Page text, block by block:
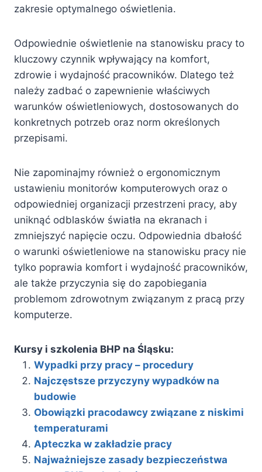
zakresie optymalnego oświetlenia.
Odpowiednie oświetlenie na stanowisku pracy to
kluczowy czynnik wpływający na komfort,
zdrowie i wydajność pracowników. Dlatego też
należy zadbać o zapewnienie właściwych
warunków oświetleniowych, dostosowanych do
konkretnych potrzeb oraz norm określonych
przepisami.
Nie zapominajmy również o ergonomicznym
ustawieniu monitorów komputerowych oraz o
odpowiedniej organizacji przestrzeni pracy, aby
uniknąć odblasków światła na ekranach i
zmniejszyć napięcie oczu. Odpowiednia dbałość
o warunki oświetleniowe na stanowisku pracy nie
tylko poprawia komfort i wydajność pracowników,
ale także przyczynia się do zapobiegania
problemom zdrowotnym związanym z pracą przy
komputerze.
Kursy i szkolenia BHP na Śląsku:
Wypadki przy pracy – procedury
Najczęstsze przyczyny wypadków na
budowie
Obowiązki pracodawcy związane z niskimi
temperaturami
Apteczka w zakładzie pracy
Najważniejsze zasady bezpieczeństwa